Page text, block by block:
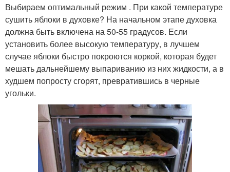
Выбираем оптимальный режим . При какой температуре
сушить яблоки в духовке? На начальном этапе духовка
должна быть включена на 50-55 градусов. Если
установить более высокую температуру, в лучшем
случае яблоки быстро покроются коркой, которая будет
мешать дальнейшему выпариванию из них жидкости, а в
худшем попросту сгорят, превратившись в черные
угольки.